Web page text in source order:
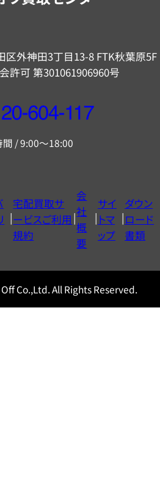
区外神田3丁目13-8 FTK秋葉原5F
許可 第301061906960号
間 / 9:00～18:00
宅配買取サ
ービスご利用
規約
会
社
概
要
サイ
トマ
ップ
ダウン
ロード
書類
Co.,Ltd. All Rights Reserved.